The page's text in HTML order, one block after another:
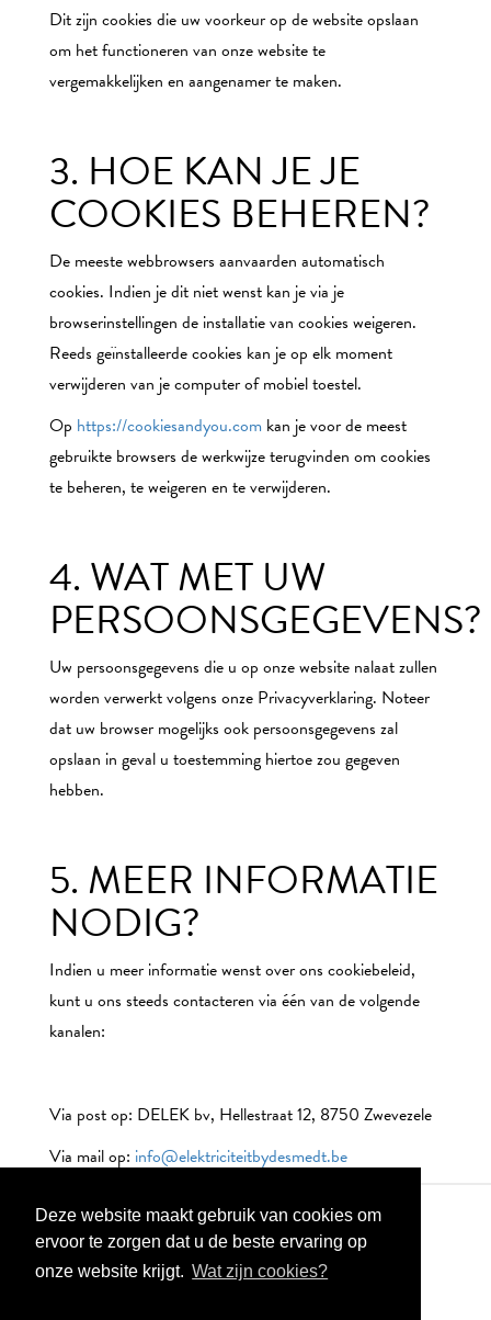
Deze website maakt gebruik van cookies om
ervoor te zorgen dat u de beste ervaring op
onze website krijgt. Wat zijn cookies?
Dit zijn cookies die uw voorkeur op de website opslaan
om het functioneren van onze website te
vergemakkelijken en aangenamer te maken.
3. HOE KAN JE JE
COOKIES BEHEREN?
De meeste webbrowsers aanvaarden automatisch
cookies. Indien je dit niet wenst kan je via je
browserinstellingen de installatie van cookies weigeren.
Reeds geïnstalleerde cookies kan je op elk moment
verwijderen van je computer of mobiel toestel.
Op https://cookiesandyou.com kan je voor de meest
gebruikte browsers de werkwijze terugvinden om cookies
te beheren, te weigeren en te verwijderen.
4. WAT MET UW
PERSOONSGEGEVENS?
Uw persoonsgegevens die u op onze website nalaat zullen
worden verwerkt volgens onze Privacyverklaring. Noteer
dat uw browser mogelijks ook persoonsgegevens zal
opslaan in geval u toestemming hiertoe zou gegeven
hebben.
5. MEER INFORMATIE
NODIG?
Indien u meer informatie wenst over ons cookiebeleid,
kunt u ons steeds contacteren via één van de volgende
kanalen:
Via post op: DELEK bv, Hellestraat 12, 8750 Zwevezele
Via mail op: info@elektriciteitbydesmedt.be
Cookie verklaring